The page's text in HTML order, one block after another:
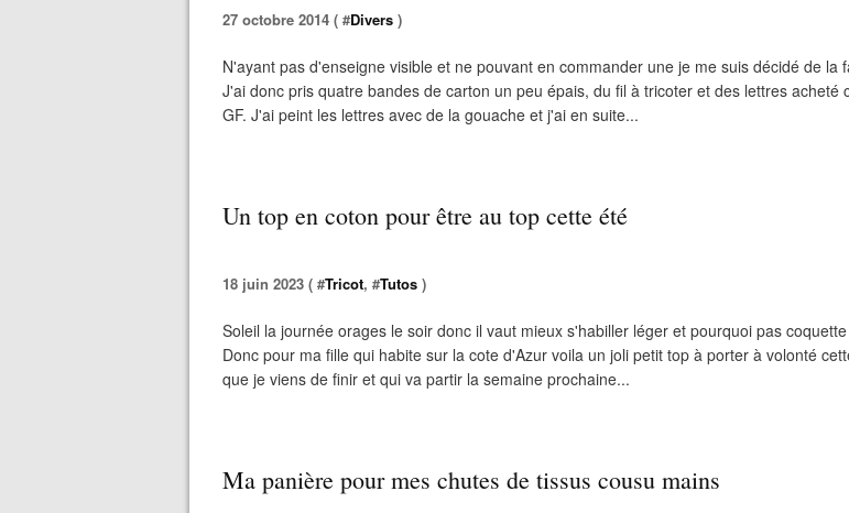
27 octobre 2014 ( #Divers )
N'ayant pas d'enseigne visible et ne pouvant en commander une je me suis décidé de la
J'ai donc pris quatre bandes de carton un peu épais, du fil à tricoter et des lettres acheté
GF. J'ai peint les lettres avec de la gouache et j'ai en suite...
Un top en coton pour être au top cette été
18 juin 2023 ( #Tricot, #Tutos )
Soleil la journée orages le soir donc il vaut mieux s'habiller léger et pourquoi pas
Donc pour ma fille qui habite sur la cote d'Azur voila un joli petit top à porter à volonté
que je viens de finir et qui va partir la semaine prochaine...
Ma panière pour mes chutes de tissus cousu mains